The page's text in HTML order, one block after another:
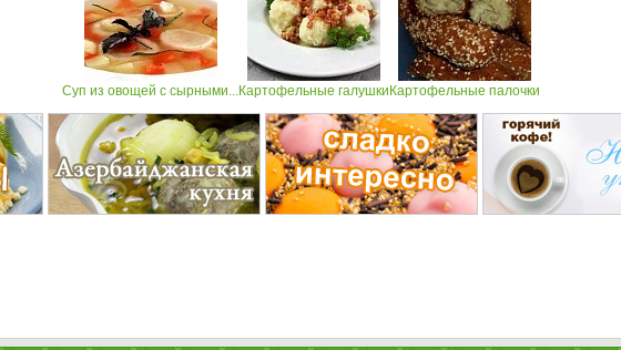
Суп из овощей с сырными...Картофельные галушки Картофельные палочки